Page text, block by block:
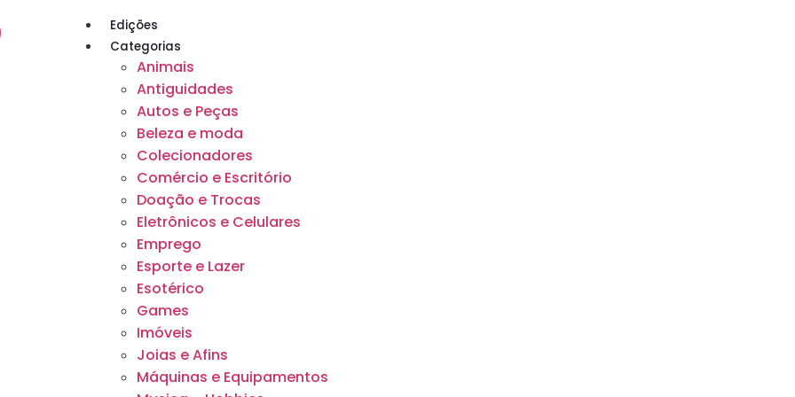
Edições
Categorias
Animais
Antiguidades
Autos e Peças
Beleza e moda
Colecionadores
Comércio e Escritório
Doação e Trocas
Eletrônicos e Celulares
Emprego
Esporte e Lazer
Esotérico
Games
Imóveis
Joias e Afins
Máquinas e Equipamentos